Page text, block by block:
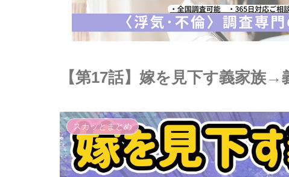
【第17話】嫁を見下す義家族
スカッとまとめ